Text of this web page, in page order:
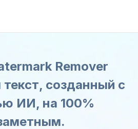
Remover
созданный с
ИИ, на 100%